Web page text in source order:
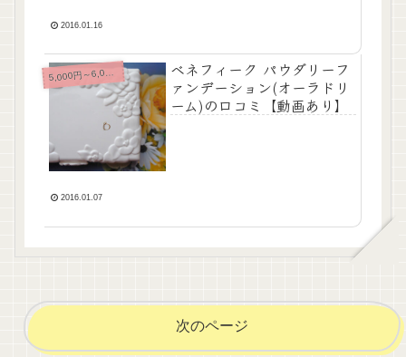
2016.01.16
5,000円～6,000円未満
ベネフィーク パウダリーフ
ァンデーション(オーラドリ
ーム)の口コミ【動画あり】
2016.01.07
次のページ